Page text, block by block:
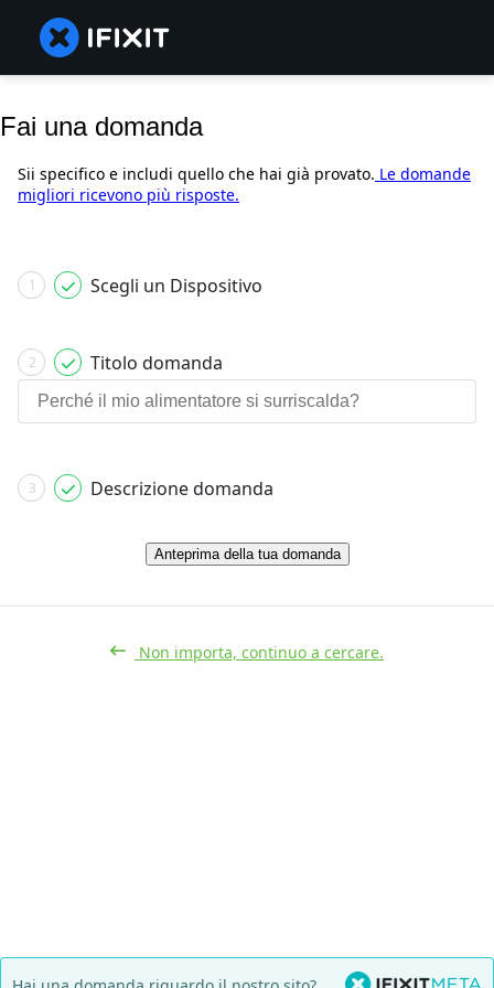
Fai una domanda
Sii specifico e includi quello che hai già provato. Le domande
migliori ricevono più risposte.
1 Scegli un Dispositivo
2 Titolo domanda
3 Descrizione domanda
Anteprima della tua domanda
Non importa, continuo a cercare.